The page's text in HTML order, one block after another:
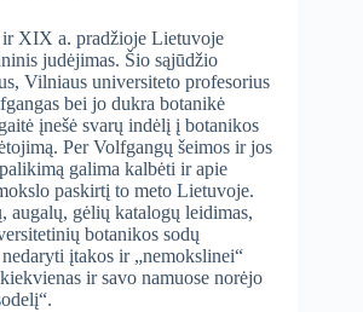
XIX a. pradžioje Lietuvoje
judėjimas. Šio sąjūdžio
Vilniaus universiteto profesorius
bei jo dukra botanikė
įnešė svarų indėlį į botanikos
Per Volfgangų šeimos ir jos
galima kalbėti ir apie
paskirtį to meto Lietuvoje.
augalų, gėlių katalogų leidimas,
botanikos sodų
įtakos ir „nemokslinei“
ir savo namuose norėjo